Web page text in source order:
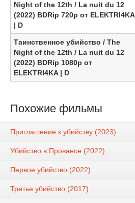
Night of the 12th / La nuit du 12
(2022) BDRip 720p от ELEKTRI4KA
| D
Таинственное убийство / The
Night of the 12th / La nuit du 12
(2022) BDRip 1080p от
ELEKTRI4KA | D
Похожие фильмы
Приглашение к убийству (2023)
Убийство в Провансе (2022)
Первое убийство (2022)
Третье убийство (2017)